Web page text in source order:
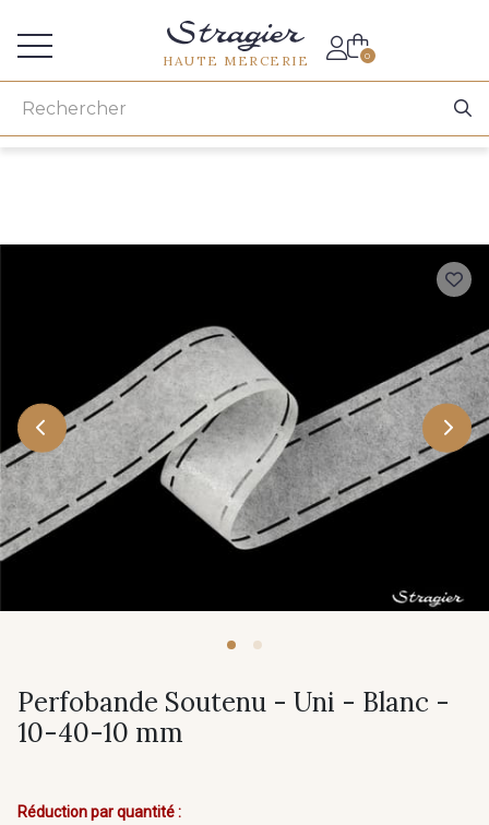
HAUTE MERCERIE 0
Perfobande Soutenu - Uni - Blanc -
10-40-10 mm
Réduction par quantité :